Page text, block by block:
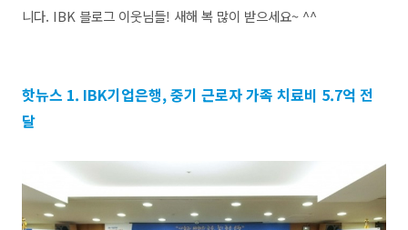
니다. IBK 블로그 이웃님들! 새해 복 많이 받으세요~ ^^
핫뉴스 1. IBK기업은행, 중기 근로자 가족 치료비 5.7억 전
달